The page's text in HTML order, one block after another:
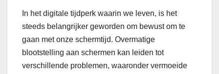
In het digitale tijdperk waarin we leven, is het
steeds belangrijker geworden om bewust om te
gaan met onze schermtijd. Overmatige
blootstelling aan schermen kan leiden tot
verschillende problemen, waaronder vermoeide